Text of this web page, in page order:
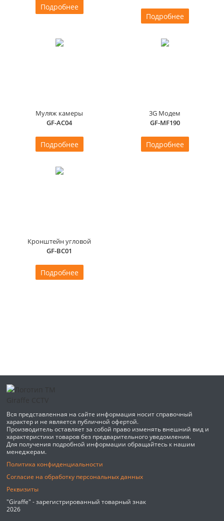
Подробнее
Подробнее
Муляж камеры
GF-AC04
Подробнее
3G Модем
GF-MF190
Подробнее
Кронштейн угловой
GF-BC01
Подробнее
Вся представленная на сайте информация носит справочный
характер и не является публичной офертой.
Производитель оставляет за собой право изменять внешний вид и
характеристики товаров без предварительного уведомления.
Для получения подробной информации обращайтесь к нашим
менеджерам.
Политика конфиденциальности
Согласие на обработку персональных данных
Реквизиты
"Giraffe" - зарегистрированный товарный знак
2026